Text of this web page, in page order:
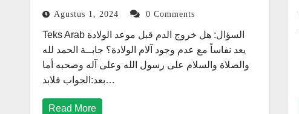
Agustus 1, 2024 0 Comments
Teks Arab السؤال: هل خروج الدم قبل موعد الولادة
يعد نفاساً مع عدم وجود آلام الولادة؟ جابــة الحمد لله
والصلاة والسلام على رسول الله وعلى آله وصحبه أما
بعد:الجواب فلابد…
Read More